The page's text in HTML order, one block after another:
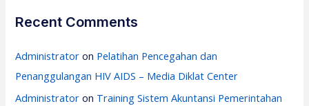
Recent Comments
Administrator on Pelatihan Pencegahan dan
Penanggulangan HIV AIDS – Media Diklat Center
Administrator on Training Sistem Akuntansi Pemerintahan